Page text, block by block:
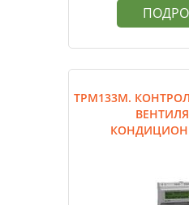
ТРМ133М.